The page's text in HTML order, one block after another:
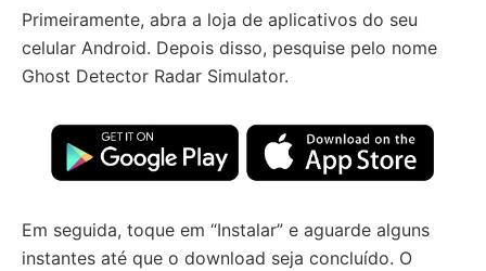
Primeiramente, abra a loja de aplicativos do seu
celular Android. Depois disso, pesquise pelo nome
Ghost Detector Radar Simulator.
Em seguida, toque em “Instalar” e aguarde alguns
instantes até que o download seja concluído. O